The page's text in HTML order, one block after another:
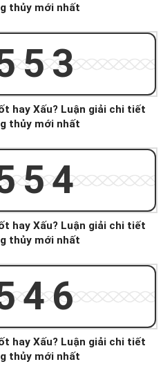
thủy mới nhất
hay Xấu? Luận giải chi tiết
thủy mới nhất
hay Xấu? Luận giải chi tiết
thủy mới nhất
hay Xấu? Luận giải chi tiết
thủy mới nhất